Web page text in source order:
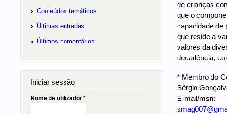
de crianças
que o
capacidade de
que reside a
valores da
decadência,
* Membro do
Sérgio
E-mail/msn:
Conteúdos temáticos
Últimas entradas
Últimos comentários
Iniciar sessão
Nome de utilizador *